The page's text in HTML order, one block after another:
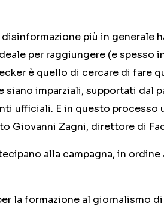
più in generale
per raggiungere (e spesso
è quello di cercare di fare
imparziali, supportati dal
ufficiali. E in questo processo
Giovanni Zagni, direttore di
alla campagna, in
la formazione al giornalismo di